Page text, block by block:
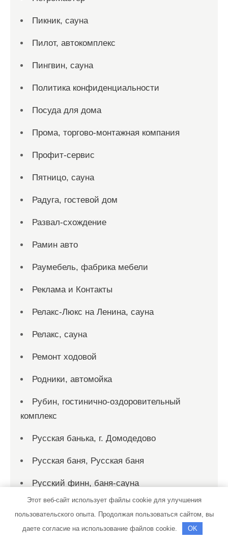
Пикник, сауна
Пилот, автокомплекс
Пингвин, сауна
Политика конфиденциальности
Посуда для дома
Прома, торгово-монтажная компания
Профит-сервис
Пятницо, сауна
Радуга, гостевой дом
Развал-схождение
Рамин авто
Раумебель, фабрика мебели
Реклама и Контакты
Релакс-Люкс на Ленина, сауна
Релакс, сауна
Ремонт ходовой
Родники, автомойка
Рубин, гостинично-оздоровительный
комплекс
Русская банька, г. Домодедово
Русская баня, Русская баня
Русский финн, баня-сауна
Рыбка, сауна
Рэн, сервисный автокомплекс
Этот веб-сайт использует файлы cookie для улучшения
пользовательского опыта. Продолжая пользоваться сайтом, вы
даете согласие на использование файлов cookie.
OK